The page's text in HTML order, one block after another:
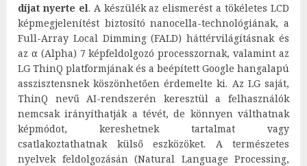
díjat nyerte el. A készülék az elismerést a tökéletes LCD
képmegjelenítést biztosító nanocella-technológiának, a
Full-Array Local Dimming (FALD) háttérvilágításnak és
az α (Alpha) 7 képfeldolgozó processzornak, valamint az
LG ThinQ platformjának és a beépített Google hangalapú
asszisztensnek köszönhetően érdemelte ki. Az LG saját,
ThinQ nevű AI-rendszerén keresztül a felhasználók
nemcsak irányíthatják a tévét, de könnyen válthatnak
képmódot, kereshetnek tartalmat vagy
csatlakoztathatnak külső eszközöket. A természetes
nyelvek feldolgozásán (Natural Language Processing,